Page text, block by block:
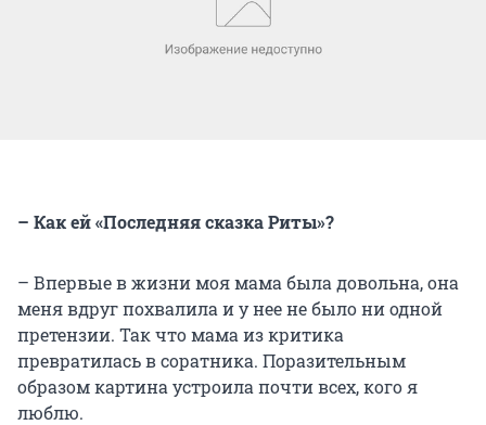
– Как ей «Последняя сказка Риты»?
– Впервые в жизни моя мама была довольна, она
меня вдруг похвалила и у нее не было ни одной
претензии. Так что мама из критика
превратилась в соратника. Поразительным
образом картина устроила почти всех, кого я
люблю.